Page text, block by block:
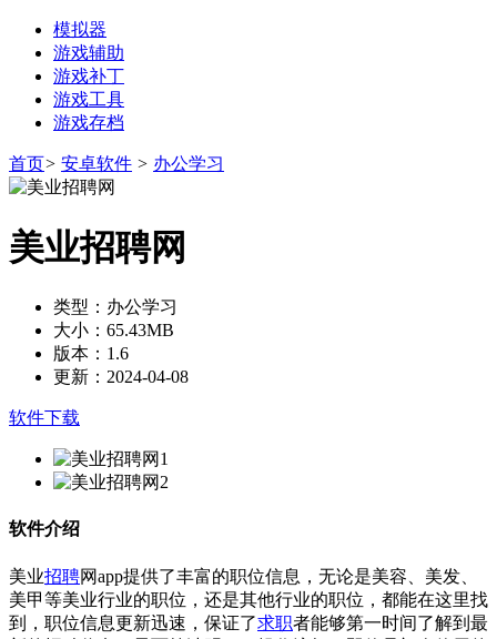
模拟器
游戏辅助
游戏补丁
游戏工具
游戏存档
首页> 安卓软件 > 办公学习
美业招聘网
类型：办公学习
大小：65.43MB
版本：1.6
更新：2024-04-08
软件下载
软件介绍
美业招聘网app提供了丰富的职位信息，无论是美容、美发、
美甲等美业行业的职位，还是其他行业的职位，都能在这里找
到，职位信息更新迅速，保证了求职者能够第一时间了解到最